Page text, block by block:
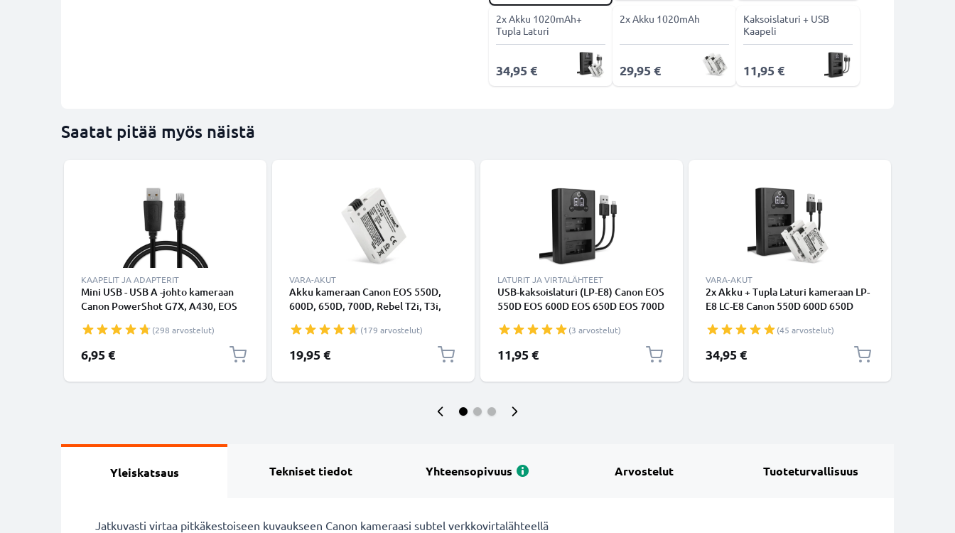
2x Akku 1020mAh+
Tupla Laturi
34,95 €
2x Akku 1020mAh
29,95 €
Kaksoislaturi + USB
Kaapeli
11,95 €
Saatat pitää myös näistä
KAAPELIT JA ADAPTERIT
Mini USB - USB A -johto kameraan
Canon PowerShot G7X, A430, EOS
Mark II, 40D, 700D, 7D - Musta 1m,
nopea 1A, PVC-kamerajohto IFC-
200U IFC-400PCU IFC-500U,
(298 arvostelut)
6,95 €
VARA-AKUT
Akku kameraan Canon EOS 550D,
600D, 650D, 700D, Rebel T2i, T3i,
E8 (1020mAh, 7.4V) tuotemerkiltä
CELLONIC
(179 arvostelut)
19,95 €
LATURIT JA VIRTALÄHTEET
USB-kaksoislaturi (LP-E8) Canon EOS
550D EOS 600D EOS 650D EOS 700D
laitteille + 1m USB Kaapeli
valmistajalta CELLONIC
(3 arvostelut)
11,95 €
VARA-AKUT
2x Akku + Tupla Laturi kameraan LP-
E8 LC-E8 Canon 550D 600D 650D
X5 X6i - LP-E8 (1020mAh, 7.4V)
tuotemerkiltä CELLONIC
(45 arvostelut)
34,95 €
Yleiskatsaus Tekniset tiedot Yhteensopivuus Arvostelut Tuoteturvallisuus
Jatkuvasti virtaa pitkäkestoiseen kuvaukseen Canon kameraasi subtel verkkovirtalähteellä